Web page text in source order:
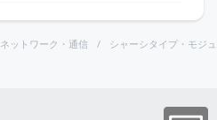
ネットワーク・通信 シャーシタイプ・モジ